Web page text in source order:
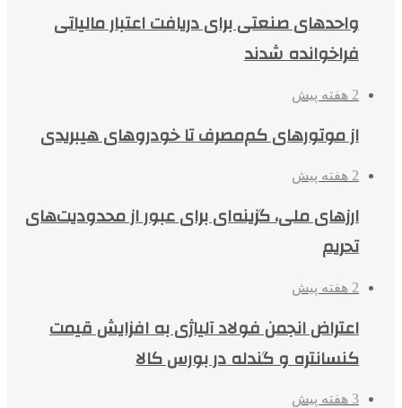
واحدهای صنعتی برای دریافت اعتبار مالیاتی
فراخوانده شدند
2 هفته پیش
از موتورهای کم‌مصرف تا خودروهای هیبریدی
2 هفته پیش
ارزهای ملی، گزینه‌ای برای عبور از محدودیت‌های
تحریم
2 هفته پیش
اعتراض انجمن فولاد آلیاژی به افزایش قیمت
کنسانتره و گندله در بورس کالا
3 هفته پیش